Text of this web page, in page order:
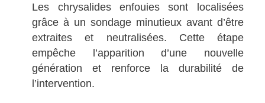
Les chrysalides enfouies sont localisées
grâce à un sondage minutieux avant d’être
extraites et neutralisées. Cette étape
empêche l’apparition d’une nouvelle
génération et renforce la durabilité de
l’intervention.